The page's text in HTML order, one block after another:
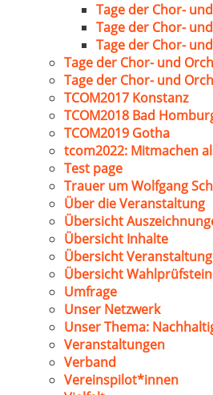
Tage der Chor-
Tage der Chor-
Tage der Chor-
Tage der Chor- und
Tage der Chor- und
TCOM2017 Konstanz
TCOM2018 Bad
TCOM2019 Gotha
tcom2022: Mitmachen
Test page
Trauer um Wolfgang
Über die Veranstaltung
Übersicht
Übersicht Inhalte
Übersicht
Übersicht
Umfrage
Unser Netzwerk
Unser Thema:
Veranstaltungen
Verband
Vereinspilot*innen